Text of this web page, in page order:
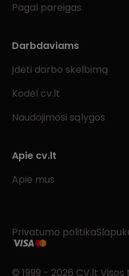
Pagal pareigas
Darbdaviams
Įdėti darbo skelbimą
Kodėl cv.lt
Naudojimosi sąlygos
Apie cv.lt
Apie mus
Privatumo politika
© 1999 - 2026 CV.lt